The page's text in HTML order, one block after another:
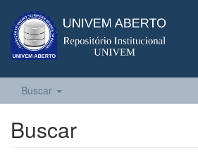
Buscar
Buscar